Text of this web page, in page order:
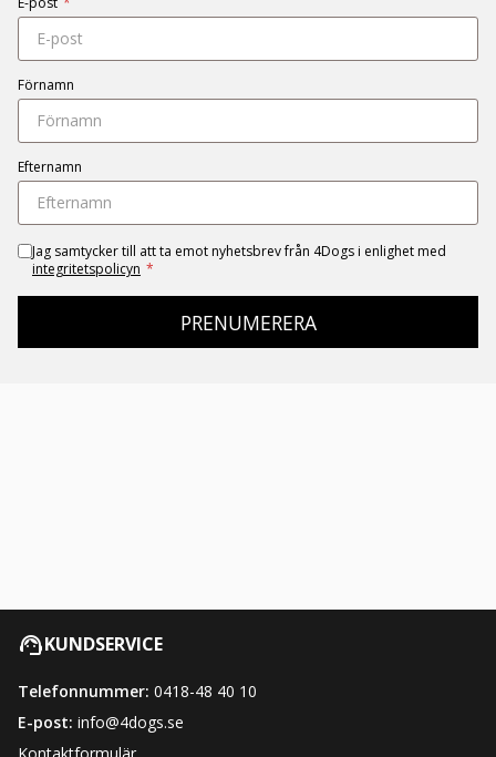
Förnamn
Efternamn
Jag samtycker till att ta emot nyhetsbrev från 4Dogs i enlighet med
integritetspolicyn *
PRENUMERERA
KUNDSERVICE
Telefonnummer: 0418-48 40 10
E-post: info@4dogs.se